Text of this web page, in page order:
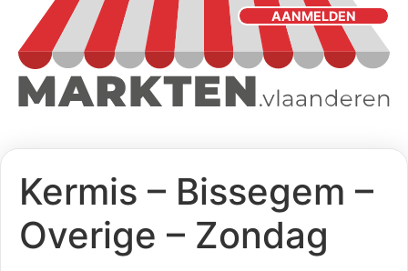
AANMELDEN
Kermis – Bissegem –
Overige – Zondag